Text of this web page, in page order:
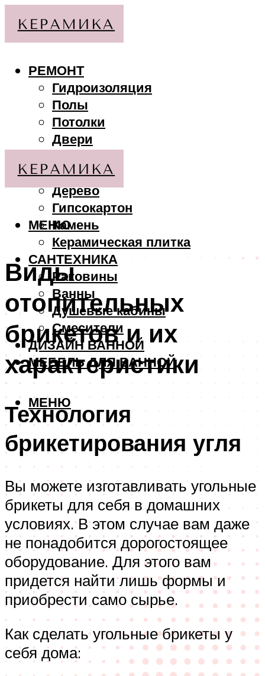
РЕМОНТ
Гидроизоляция
Полы
Потолки
Двери
МАТЕРИАЛЫ
Дерево
Гипсокартон
Камень
Керамическая плитка
САНТЕХНИКА
Раковины
Ванны
Душевые кабины
Смесители
ДИЗАЙН ВАННОЙ
МЕБЕЛЬ ДЛЯ ВАННОЙ
МЕНЮ
МЕНЮ
Виды
отопительных
брикетов и их
характеристики
Технология
брикетирования угля
Вы можете изготавливать угольные
брикеты для себя в домашних
условиях. В этом случае вам даже
не понадобится дорогостоящее
оборудование. Для этого вам
придется найти лишь формы и
приобрести само сырье.
Как сделать угольные брикеты у
себя дома: